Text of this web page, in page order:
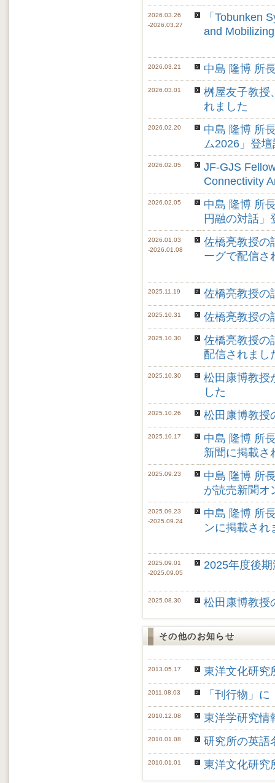
2026.03.26
-2026.03.27
「Tobunken
and
2026.03.21 中島 隆博 所
2026.03.01
桝屋友子教授
れました
2026.02.20
中島 隆博 所
ム2026」登
2026.02.05
JF-GJS
Connectivity
2026.02.05
中島 隆博 所
円融の対話
2026.01.03
-2026.01.08
佐橋亮教授の
ーグで配信さ
2025.11.19 佐橋亮教授の
2025.10.31 佐橋亮教授の
2025.10.30
佐橋亮教授の
配信されまし
2025.10.30
松田康博教授
した
2025.10.26 松田康博教授
2025.10.17
中島 隆博 所
新聞に掲載さ
2025.09.23
中島 隆博 所
が読売新聞オ
2025.09.23
-2025.09.24
中島 隆博 所
ンに掲載され
2025.09.01
-2025.09.05
2025年度後
2025.08.30 松田康博教授
その他のお知らせ
2013.05.17 東洋文化研究
2011.08.03 「刊行物」
2010.12.08 東洋学研究情
2010.01.08 研究所の英語
2010.01.01 東洋文化研究